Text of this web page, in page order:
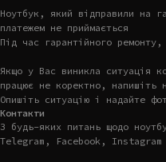
Ноутбук, який відправили на
платежем не приймається
Під час гарантійного
Якщо у Вас виникла ситуація
працює не коректно, напишіть
Опишіть ситуацію і надайте
Контакти
З будь-яких питань щодо
Telegram, Facebook, Instagram